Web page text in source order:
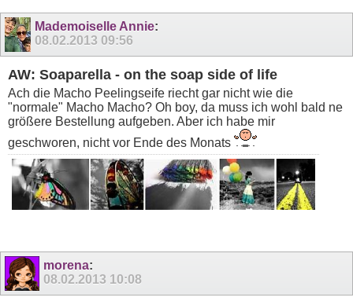
Mademoiselle Annie:
08.02.2013 09:56
AW: Soaparella - on the soap side of life
Ach die Macho Peelingseife riecht gar nicht wie die
"normale" Macho Macho? Oh boy, da muss ich wohl bald ne
größere Bestellung aufgeben. Aber ich habe mir
geschworen, nicht vor Ende des Monats
morena:
08.02.2013 10:08